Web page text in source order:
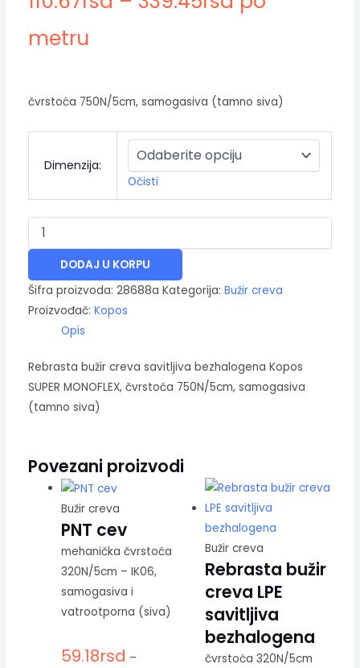
metru
čvrstoća 750N/5cm, samogasiva (tamno siva)
Dimenzija:
Očisti
DODAJ U KORPU
Šifra proizvoda: 28688a Kategorija: Bužir creva
Proizvođač: Kopos
Opis
Rebrasta bužir creva savitljiva bezhalogena Kopos
SUPER MONOFLEX, čvrstoća 750N/5cm, samogasiva
(tamno siva)
Povezani proizvodi
Bužir creva
PNT cev
mehanička čvrstoća
320N/5cm – IK06,
samogasiva i
vatrootporna (siva)
59.18rsd –
Bužir creva
Rebrasta bužir
creva LPE
savitljiva
bezhalogena
čvrstoća 320N/5cm